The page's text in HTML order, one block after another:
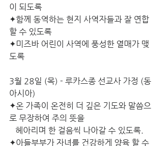
이 되도록
✦함께 동역하는 현지 사역자들과 잘 연합
할 수 있도록
✦미즈바 어린이 사역에 풍성한 열매가 맺
도록
3월 28일 (목) - 루카스종 선교사 가정 (동
아시아)
✦온 가족이 온전히 더 깊은 기도와 말씀으
로 무장하여 주의 뜻을
헤아리며 한 걸음씩 나아갈 수 있도록.
✦아들부부가 자녀를 건강하게 양육 할 수